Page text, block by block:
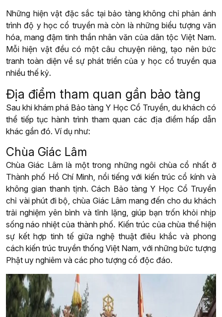
Những hiện vật đặc sắc tại bảo tàng không chỉ phản ánh
trình độ y học cổ truyền mà còn là những biểu tượng văn
hóa, mang đậm tinh thần nhân văn của dân tộc Việt Nam.
Mỗi hiện vật đều có một câu chuyện riêng, tạo nên bức
tranh toàn diện về sự phát triển của y học cổ truyền qua
nhiều thế kỷ.
Địa điểm tham quan gần bảo tàng
Sau khi khám phá Bảo tàng Y Học Cổ Truyền, du khách có
thể tiếp tục hành trình tham quan các địa điểm hấp dẫn
khác gần đó. Ví dụ như:
Chùa Giác Lâm
Chùa Giác Lâm là một trong những ngôi chùa cổ nhất ở
Thành phố Hồ Chí Minh, nổi tiếng với kiến trúc cổ kính và
không gian thanh tịnh. Cách Bảo tàng Y Học Cổ Truyền
chỉ vài phút đi bộ, chùa Giác Lâm mang đến cho du khách
trải nghiệm yên bình và tĩnh lặng, giúp bạn trốn khỏi nhịp
sống náo nhiệt của thành phố. Kiến trúc của chùa thể hiện
sự kết hợp tinh tế giữa nghệ thuật điêu khắc và phong
cách kiến trúc truyền thống Việt Nam, với những bức tượng
Phật uy nghiêm và các pho tượng cổ độc đáo.